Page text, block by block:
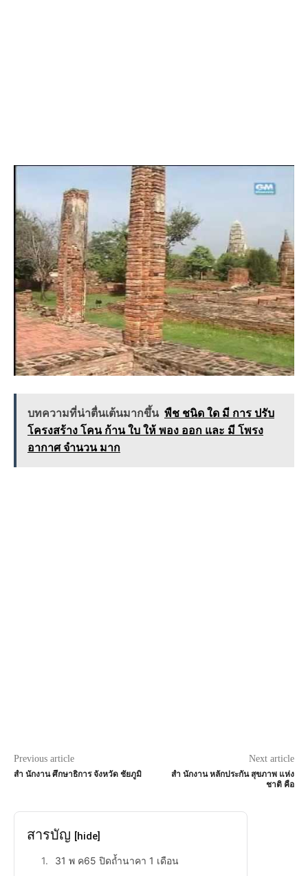
บทความที่น่าตื่นเต้นมากขึ้น พืช ชนิด ใด มี การ ปรับ
โครงสร้าง โคน ก้าน ใบ ให้ พอง ออก และ มี โพรง
อากาศ จำนวน มาก
Previous article
สํา นักงาน ศึกษาธิการ จังหวัด ชัยภูมิ
Next article
สํา นักงาน หลักประกัน สุขภาพ แห่ง
ชาติ คือ
สารบัญ [hide]
31 พ ค65 ปิดถ้ำนาคา 1 เดือน